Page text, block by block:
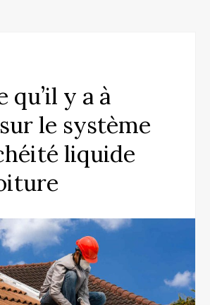
qu’il y a à
le système
liquide